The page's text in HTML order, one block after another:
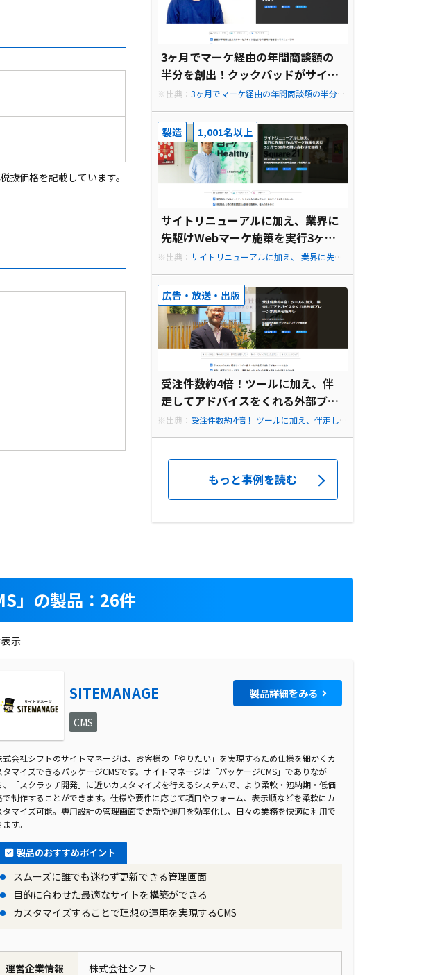
価格を記載しています。
3ヶ月でマーケ経由の年間商談額の
半分を創出！クックパッドがサイト
リニューアルで重視していたこと
※出典： 3ヶ月でマーケ経由の年間商談額の半分を
していたこと
製造 1,001名以上
サイトリニューアルに加え、業界に
先駆けWebマーケ施策を実行3ヶ月
で80件の問い合わせを獲得！
※出典： サイトリニューアルに加え、 業界に先駆
せを獲得！
広告・放送・出版
受注件数約4倍！ツールに加え、伴
走してアドバイスをくれる外部ブレ
ーンが成果を後押し
※出典： 受注件数約4倍！ ツールに加え、伴走して
もっと事例を読む
」の製品：26件
示
SITEMANAGE 製品詳細をみる
CMS
式会社シフトのサイトマネージは、お客様の「やりたい」を実現するため仕様を細かくカ
タマイズできるパッケージCMSです。サイトマネージは「パッケージCMS」でありなが
、「スクラッチ開発」に近いカスタマイズを行えるシステムで、より柔軟・短納期・低価
で制作することができます。仕様や要件に応じて項目やフォーム、表示順などを柔軟にカ
タマイズ可能。専用設計の管理画面で更新や運用を効率化し、日々の業務を快適に利用で
す。
製品のおすすめポイント
スムーズに誰でも迷わず更新できる管理画面
目的に合わせた最適なサイトを構築ができる
カスタマイズすることで理想の運用を実現するCMS
運営企業情報 株式会社シフト